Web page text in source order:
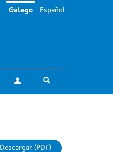
A miña conta
Galego Español
Descargar (PDF)